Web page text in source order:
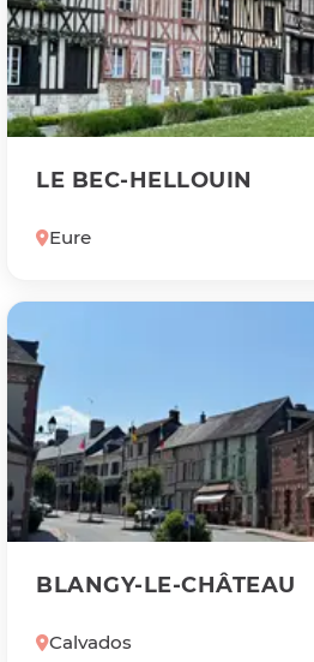
LE BEC-HELLOUIN
Eure
BLANGY-LE-CHÂTEAU
Calvados